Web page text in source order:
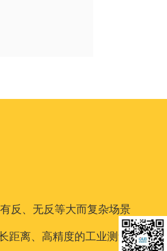
反、无反等大而复杂场景
离、高精度的工业测量场景